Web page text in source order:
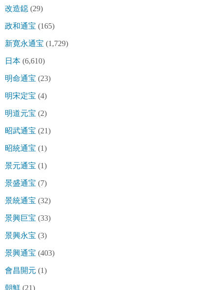
改造鐚 (29)
政和通宝 (165)
新寛永通宝 (1,729)
日本 (6,610)
明命通宝 (23)
明宋定宝 (4)
明道元宝 (2)
昭武通宝 (21)
昭統通宝 (1)
景元通宝 (1)
景盛通宝 (7)
景統通宝 (32)
景興巨宝 (33)
景興永宝 (3)
景興通宝 (403)
會昌開元 (1)
朝鮮 (21)